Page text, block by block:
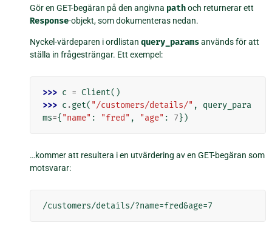
Gör en GET-begäran på den angivna pathoch returnerar ett
Response-objekt, som dokumenteras nedan.
Nyckel-värdeparen i ordlistanquery_paramsanvänds för att
ställa in frågesträngar. Ett exempel:
>>> c = Client()
>>> c .get( "/customers/details/" ,
query_para
ms={ "name" : "fred" , "age" : 7})
…kommer att resultera i en utvärdering av en GET-begäran som
motsvarar: